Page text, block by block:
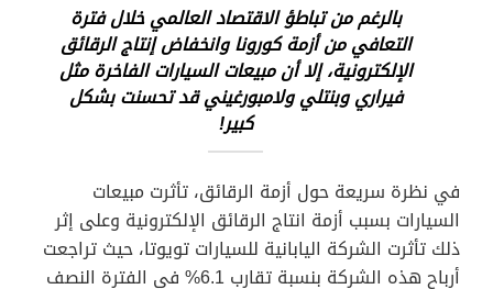
بالرغم من تباطؤ الاقتصاد العالمي خلال فترة
التعافي من أزمة كورونا وانخفاض إنتاج الرقائق
الإلكترونية، إلا أن مبيعات السيارات الفاخرة مثل
فيراري وبنتلي ولامبورغيني قد تحسنت بشكل
كبير!
في نظرة سريعة حول أزمة الرقائق، تأثرت مبيعات
السيارات بسبب أزمة انتاج الرقائق الإلكترونية وعلى إثر
ذلك تأثرت الشركة اليابانية للسيارات تويوتا، حيث تراجعت
أرباح هذه الشركة بنسبة تقارب 6.1% في الفترة النصف